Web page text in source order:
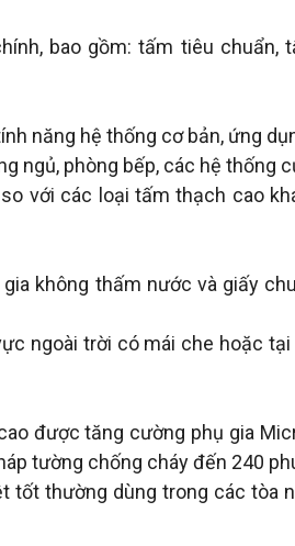
bao gồm: tấm tiêu chuẩn,
năng hệ thống cơ bản, ứng
ngủ, phòng bếp, các hệ thống
với các loại tấm thạch cao
không thấm nước và giấy
ngoài trời có mái che hoặc
được tăng cường phụ gia
tường chống cháy đến 240
tốt thường dùng trong các tòa